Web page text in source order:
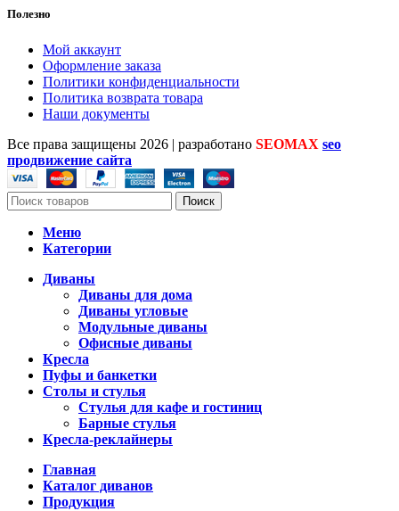
Полезно
Мой аккаунт
Оформление заказа
Политики конфиденциальности
Политика возврата товара
Наши документы
Все права защищены 2026 | разработано SEOMAX seo
продвижение сайта
Поиск
Меню
Категории
Диваны
Диваны для дома
Диваны угловые
Модульные диваны
Офисные диваны
Кресла
Пуфы и банкетки
Столы и стулья
Стулья для кафе и гостиниц
Барные стулья
Кресла-реклайнеры
Главная
Каталог диванов
Продукция